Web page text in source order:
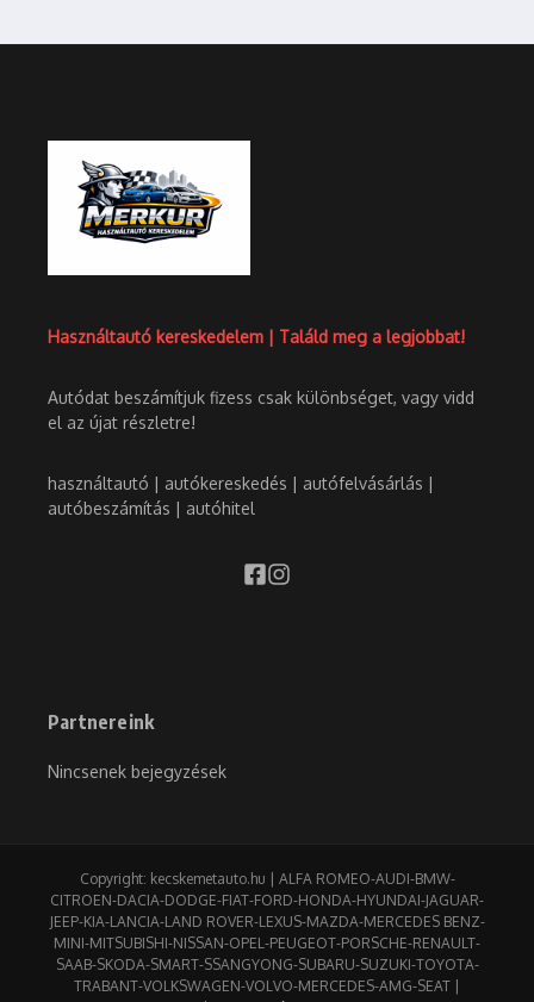
Használtautó kereskedelem | Találd meg a legjobbat!
Autódat beszámítjuk fizess csak különbséget, vagy vidd
el az újat részletre!
használtautó | autókereskedés | autófelvásárlás |
autóbeszámítás | autóhitel
Partnereink
Nincsenek bejegyzések
Copyright: kecskemetauto.hu | ALFA ROMEO-AUDI-BMW-
CITROEN-DACIA-DODGE-FIAT-FORD-HONDA-HYUNDAI-JAGUAR-
JEEP-KIA-LANCIA-LAND ROVER-LEXUS-MAZDA-MERCEDES BENZ-
MINI-MITSUBISHI-NISSAN-OPEL-PEUGEOT-PORSCHE-RENAULT-
SAAB-SKODA-SMART-SSANGYONG-SUBARU-SUZUKI-TOYOTA-
TRABANT-VOLKSWAGEN-VOLVO-MERCEDES-AMG-SEAT |